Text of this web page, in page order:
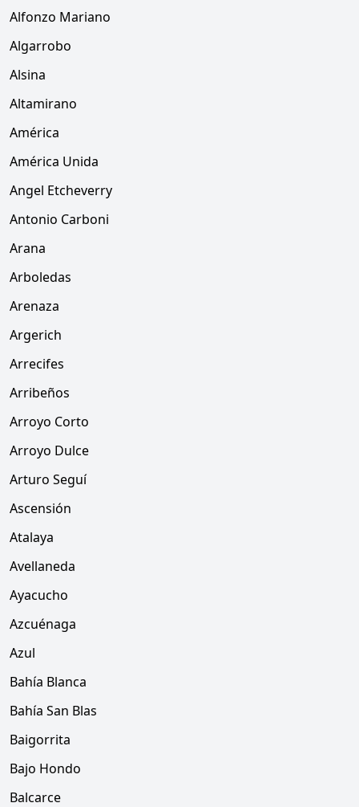
Alfonzo Mariano
Algarrobo
Alsina
Altamirano
América
América Unida
Angel Etcheverry
Antonio Carboni
Arana
Arboledas
Arenaza
Argerich
Arrecifes
Arribeños
Arroyo Corto
Arroyo Dulce
Arturo Seguí
Ascensión
Atalaya
Avellaneda
Ayacucho
Azcuénaga
Azul
Bahía Blanca
Bahía San Blas
Baigorrita
Bajo Hondo
Balcarce